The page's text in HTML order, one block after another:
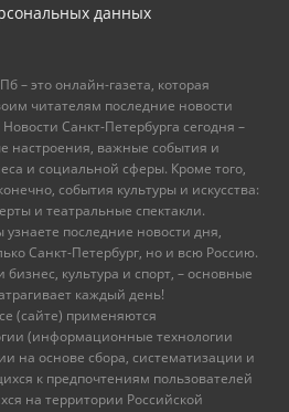
данных
– это онлайн-газета, которая
читателям последние новости
Санкт-Петербурга сегодня –
настроения, важные события и
и социальной сферы. Кроме того,
события культуры и искусства:
и театральные спектакли.
последние новости дня,
Санкт-Петербург, но и всю Россию.
культура и спорт, – основные
каждый день!
(сайте) применяются
(информационные технологии
на основе сбора, систематизации и
к предпочтениям пользователей
на территории Российской